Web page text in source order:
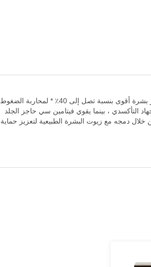
مضادات الأكسدة هي الصيغة الأكثر تقدمًا من الناحية العلمية ، وهي مصنوعة من ثلاثة فيتامينات نشطة (فيتامين ب 3 ، ج ، هـ). اختبر حاجز بشرة أقوى بنسبة تصل إلى 40٪ * لمحاربة الضغوط
البشرة لحمايتها من الإجهاد التأكسدي ، بينما يقوي فيتامين سي حاجز الجلد
دمجه مع زيوت البشرة الطبيعية لتعزيز حماية